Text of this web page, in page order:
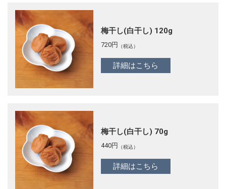
梅干し(白干し) 120g
720円 （税込）
詳細はこちら
梅干し(白干し) 70g
440円 （税込）
詳細はこちら